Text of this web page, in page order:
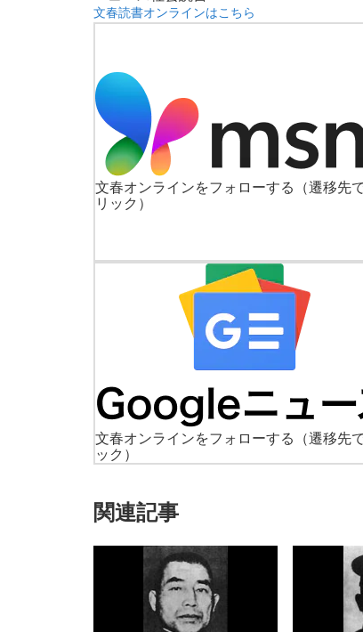
文春読書オンラインはこちら
文春オンラインをフォローする
（遷移先
リック）
文春オンラインをフォローする
（遷移先
ック）
関連記事